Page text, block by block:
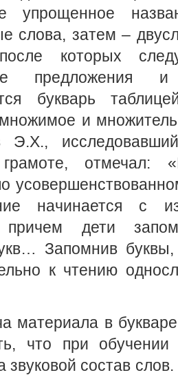
упрощенное
слова, затем –
которых
предложения
букварь
и
Э.Х.,
грамоте, отмечал:
начинается с
причем дети
Запомнив
к чтению
материала в
что при
звуковой состав